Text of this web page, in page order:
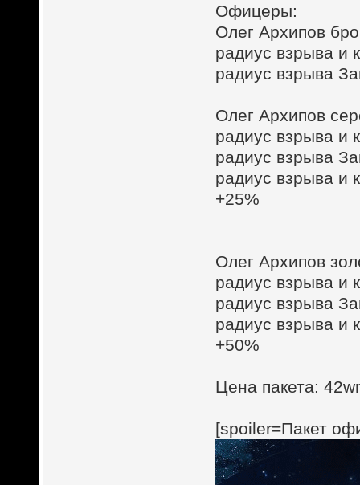
Офицеры:
Олег Архипов
радиус взрыва и
радиус взрыва
Олег Архипов
радиус взрыва и
радиус взрыва
радиус взрыва и
+25%
Олег Архипов
радиус взрыва и
радиус взрыва
радиус взрыва и
+50%
Цена пакета:
[spoiler=Пакет